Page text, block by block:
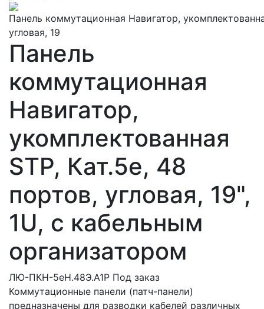
Панель
коммутационная
Навигатор,
укомплектованная
STP, Кат.5e, 48
портов, угловая, 19",
1U, с кабельным
организатором
ЛЮ-ПКН-5eН.48Э.А1Р Под заказ
Коммутационные панели (патч-панели)
предназначены для разводки кабелей различных